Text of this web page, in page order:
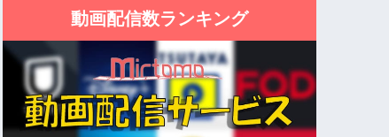
動画配信数ランキング